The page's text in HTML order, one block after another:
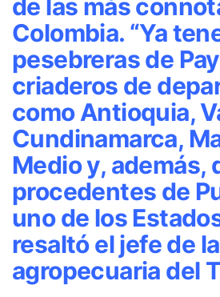
de las más
Colombia. “Ya
pesebreras de
criaderos de
como Antioquia,
Cundinamarca,
Medio y, además,
procedentes de
uno de los
resaltó el jefe de
agropecuaria del